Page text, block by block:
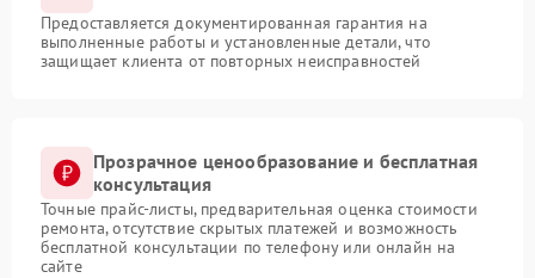
Предоставляется документированная гарантия на
выполненные работы и установленные детали, что
защищает клиента от повторных неисправностей
Прозрачное ценообразование и бесплатная
консультация
Точные прайс-листы, предварительная оценка стоимости
ремонта, отсутствие скрытых платежей и возможность
бесплатной консультации по телефону или онлайн на
сайте